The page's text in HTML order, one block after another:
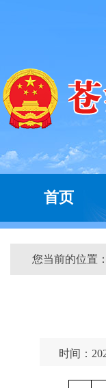
首页
您当前的位置：
时间：